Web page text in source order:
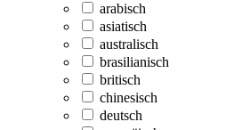
arabisch
asiatisch
australisch
brasilianisch
britisch
chinesisch
deutsch